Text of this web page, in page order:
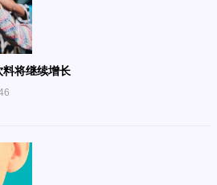
将继续增长